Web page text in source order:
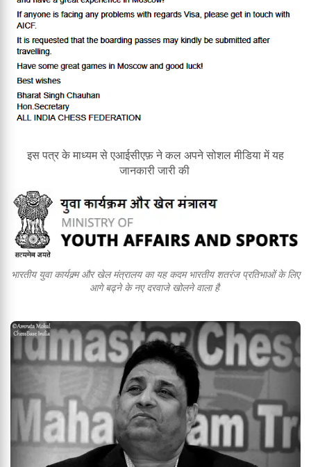
इस पत्र के माध्यम से एआईसीएफ़ ने कल अपने सोशल मीडिया में यह
जानकारी जारी की
भारतीय युवा कार्यक्र्म और खेल मंत्रालय का यह कदम भारतीय शतरंज प्रतिभाओं के लिए
आगे बढ्ने के नए दरवाजे खोलने वाला है